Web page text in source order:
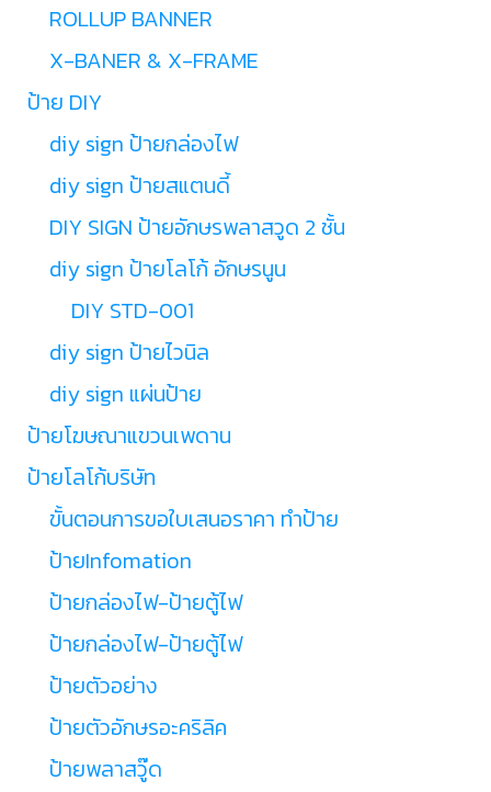
ROLLUP BANNER
X-BANER & X-FRAME
ป้าย DIY
diy sign ป้ายกล่องไฟ
diy sign ป้ายสแตนดี้
DIY SIGN ป้ายอักษรพลาสวูด 2 ชั้น
diy sign ป้ายโลโก้ อักษรนูน
DIY STD-001
diy sign ป้ายไวนิล
diy sign แผ่นป้าย
ป้ายโฆษณาแขวนเพดาน
ป้ายโลโก้บริษัท
ขั้นตอนการขอใบเสนอราคา ทำป้าย
ป้ายInfomation
ป้ายกล่องไฟ-ป้ายตู้ไฟ
ป้ายกล่องไฟ-ป้ายตู้ไฟ
ป้ายตัวอย่าง
ป้ายตัวอักษรอะคริลิค
ป้ายพลาสวู๊ด